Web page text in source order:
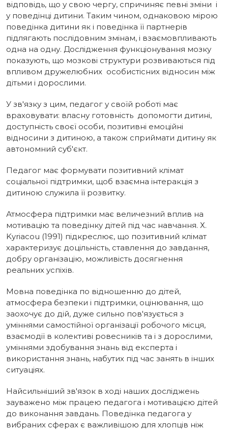
відповідь, що у свою чергу, спричиняє певні зміни і
у поведінці дитини. Таким чином, однаковою мірою
поведінка дитини як і поведінка її партнерів
підлягають послідовним змінам, і взаємовпливають
одна на одну. Дослідження функціонування мозку
показують, що мозкові структури розвиваються під
впливом дружелюбних особистісних відносин між
дітьми і дорослими.
У зв'язку з цим, педагог у своїй роботі має
враховувати: власну готовність допомогти дитині,
доступність своєї особи, позитивні емоційні
відносини з дитиною, а також сприймати дитину як
автономний суб'єкт.
Педагог має формувати позитивний клімат
соціальної підтримки, щоб взаємна інтеракція з
дитиною служила її розвитку.
Атмосфера підтримки має величезний вплив на
мотивацію та поведінку дітей під час навчання. Х.
Kyriacou (1991) підкреслює, що позитивний клімат
характеризує доцільність, ставлення до завдання,
добру організацію, можливість досягнення
реальних успіхів.
Мовна поведінка по відношенню до дітей,
атмосфера безпеки і підтримки, оцінювання, що
заохочує до дій, дуже сильно пов'язується з
уміннями самостійної організації робочого місця,
взаємодії в колективі ровесників та і з дорослими,
уміннями здобування знань від експерта і
використання знань, набутих під час занять в інших
ситуаціях.
Найсильніший зв'язок в ході наших досліджень
зауважено між працею педагога і мотивацією дітей
до виконання завдань. Поведінка педагога у
вибраних сферах є важливішою для хлопців ніж